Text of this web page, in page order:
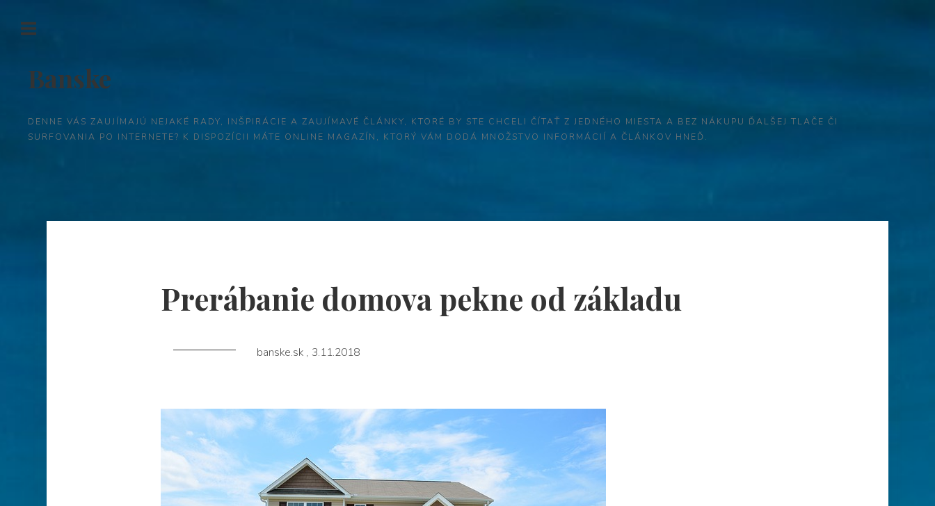
Banske
DENNE VÁS ZAUJÍMAJÚ NEJAKÉ RADY, INŠPIRÁCIE A ZAUJÍMAVÉ ČLÁNKY, KTORÉ BY STE CHCELI ČÍTAŤ Z JEDNÉHO MIESTA A BEZ NÁKUPU ĎALŠEJ TLAČE ČI
SURFOVANIA PO INTERNETE? K DISPOZÍCII MÁTE ONLINE MAGAZÍN, KTORÝ VÁM DODÁ MNOŽSTVO INFORMÁCIÍ A ČLÁNKOV HNEĎ.
Prerábanie domova pekne od základu
banske.sk , 3.11.2018